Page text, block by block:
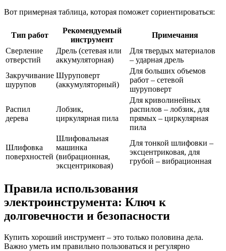
Вот примерная таблица, которая поможет сориентироваться:
Тип работ
Рекомендуемый
инструмент
Примечания
Сверление
отверстий
Дрель (сетевая или
аккумуляторная)
Для твердых материалов
– ударная дрель
Закручивание
шурупов
Шуруповерт
(аккумуляторный)
Для больших объемов
работ – сетевой
шуруповерт
Распил
дерева
Лобзик,
циркулярная пила
Для криволинейных
распилов – лобзик, для
прямых – циркулярная
пила
Шлифовка
поверхностей
Шлифовальная
машинка
(вибрационная,
эксцентриковая)
Для тонкой шлифовки –
эксцентриковая, для
грубой – вибрационная
Правила использования
электроинструмента: Ключ к
долговечности и безопасности
Купить хороший инструмент – это только половина дела.
Важно уметь им правильно пользоваться и регулярно